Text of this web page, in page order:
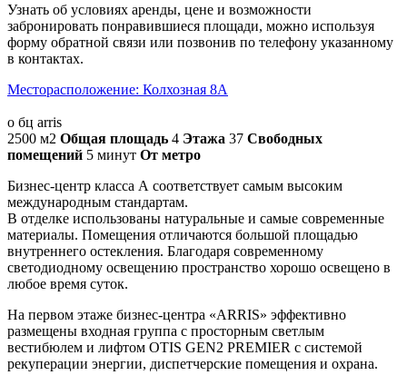
Узнать об условиях аренды, цене и возможности
забронировать понравившиеся площади, можно используя
форму обратной связи или позвонив по телефону указанному
в контактах.
Месторасположение: Колхозная 8А
о бц arris
2500 м2 Общая площадь 4 Этажа 37 Cвободных
помещений 5 минут От метро
Бизнес-центр класса А соответствует самым высоким
международным стандартам.
В отделке использованы натуральные и самые современные
материалы. Помещения отличаются большой площадью
внутреннего остекления. Благодаря современному
светодиодному освещению пространство хорошо освещено в
любое время суток.
На первом этаже бизнес-центра «ARRIS» эффективно
размещены входная группа с просторным светлым
вестибюлем и лифтом OTIS GEN2 PREMIER с системой
рекуперации энергии, диспетчерские помещения и охрана.